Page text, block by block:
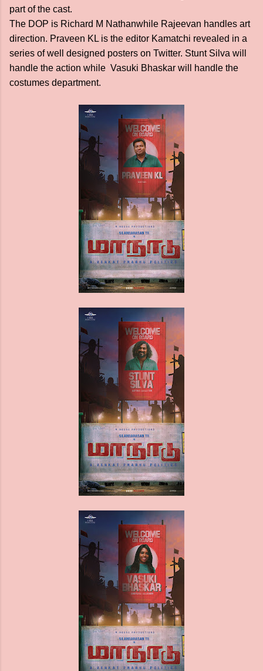
part of the cast.
The DOP is Richard M Nathanwhile Rajeevan handles art
direction. Praveen KL is the editor Kamatchi revealed in a
series of well designed posters on Twitter. Stunt Silva will
handle the action while Vasuki Bhaskar will handle the
costumes department.